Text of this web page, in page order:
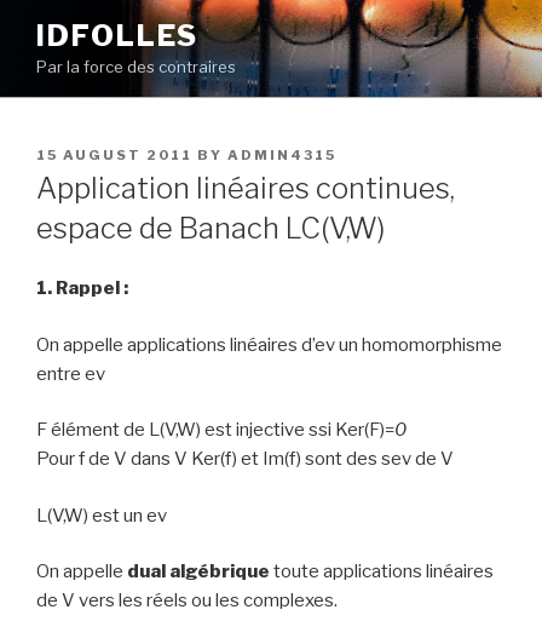
content
IDFOLLES
Par la force des contraires
POSTED
ON
15 AUGUST 2011 BY ADMIN4315
Application linéaires continues,
espace de Banach LC(V,W)
1. Rappel :
On appelle applications linéaires d’ev un homomorphisme
entre ev
F élément de L(V,W) est injective ssi Ker(F)=0
Pour f de V dans V Ker(f) et Im(f) sont des sev de V
L(V,W) est un ev
On appelle dual algébrique toute applications linéaires
de V vers les réels ou les complexes.